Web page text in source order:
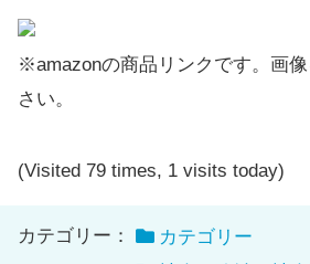
※amazonの商品リンクです。画
さい。
(Visited 79 times, 1 visits today)
カテゴリー：
カテゴリー